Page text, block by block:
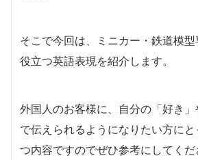
そこで今回は、ミニカー・鉄道模
役立つ英語表現を紹介します。
外国人のお客様に、自分の「好き
で伝えられるようになりたい方に
つ内容ですのでぜひ参考にしてくだ